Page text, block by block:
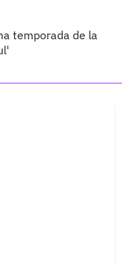
temporada de la